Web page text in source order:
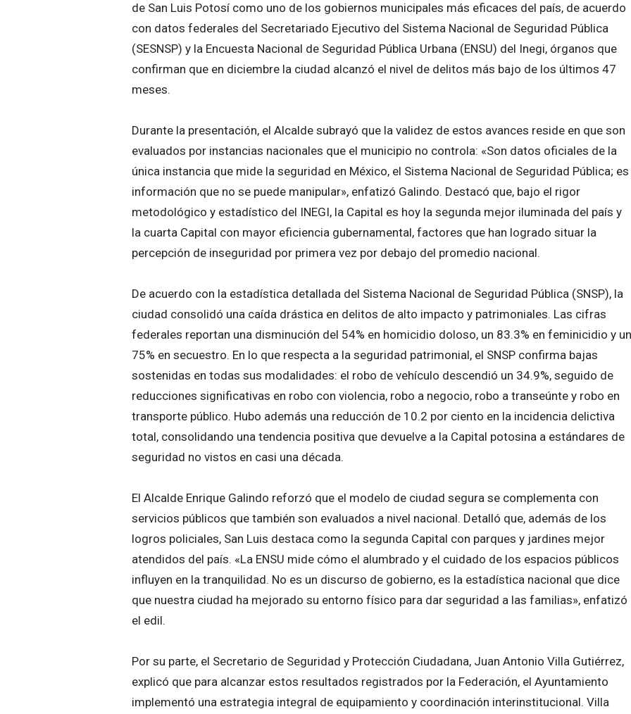
de San Luis Potosí como uno de los gobiernos municipales más eficaces del país, de acuerdo
con datos federales del Secretariado Ejecutivo del Sistema Nacional de Seguridad Pública
(SESNSP) y la Encuesta Nacional de Seguridad Pública Urbana (ENSU) del Inegi, órganos que
confirman que en diciembre la ciudad alcanzó el nivel de delitos más bajo de los últimos 47
meses.
Durante la presentación, el Alcalde subrayó que la validez de estos avances reside en que son
evaluados por instancias nacionales que el municipio no controla: «Son datos oficiales de la
única instancia que mide la seguridad en México, el Sistema Nacional de Seguridad Pública; es
información que no se puede manipular», enfatizó Galindo. Destacó que, bajo el rigor
metodológico y estadístico del INEGI, la Capital es hoy la segunda mejor iluminada del país y
la cuarta Capital con mayor eficiencia gubernamental, factores que han logrado situar la
percepción de inseguridad por primera vez por debajo del promedio nacional.
De acuerdo con la estadística detallada del Sistema Nacional de Seguridad Pública (SNSP), la
ciudad consolidó una caída drástica en delitos de alto impacto y patrimoniales. Las cifras
federales reportan una disminución del 54% en homicidio doloso, un 83.3% en feminicidio y un
75% en secuestro. En lo que respecta a la seguridad patrimonial, el SNSP confirma bajas
sostenidas en todas sus modalidades: el robo de vehículo descendió un 34.9%, seguido de
reducciones significativas en robo con violencia, robo a negocio, robo a transeúnte y robo en
transporte público. Hubo además una reducción de 10.2 por ciento en la incidencia delictiva
total, consolidando una tendencia positiva que devuelve a la Capital potosina a estándares de
seguridad no vistos en casi una década.
El Alcalde Enrique Galindo reforzó que el modelo de ciudad segura se complementa con
servicios públicos que también son evaluados a nivel nacional. Detalló que, además de los
logros policiales, San Luis destaca como la segunda Capital con parques y jardines mejor
atendidos del país. «La ENSU mide cómo el alumbrado y el cuidado de los espacios públicos
influyen en la tranquilidad. No es un discurso de gobierno, es la estadística nacional que dice
que nuestra ciudad ha mejorado su entorno físico para dar seguridad a las familias», enfatizó
el edil.
Por su parte, el Secretario de Seguridad y Protección Ciudadana, Juan Antonio Villa Gutiérrez,
explicó que para alcanzar estos resultados registrados por la Federación, el Ayuntamiento
implementó una estrategia integral de equipamiento y coordinación interinstitucional. Villa